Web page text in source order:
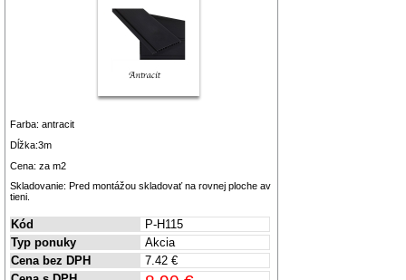
Farba: antracit
Dĺžka:3m
Cena: za m2
Skladovanie: Pred montážou skladovať na rovnej ploche av
tieni.
Kód
P-H115
Typ ponuky
Akcia
Cena bez DPH
7.42 €